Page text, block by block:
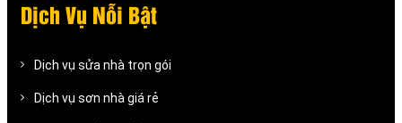
Dịch Vụ Nỗi Bật
Dịch vụ sửa nhà trọn gói
Dịch vụ sơn nhà giá rẻ